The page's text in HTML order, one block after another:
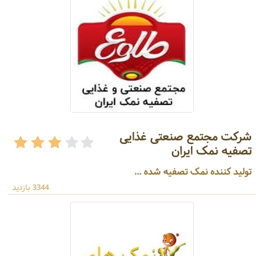
شرکت مجتمع صنعتی غذایی
تصفیه نمک ایران
تولید کننده نمک تصفیه شده ...
3344 بازدید